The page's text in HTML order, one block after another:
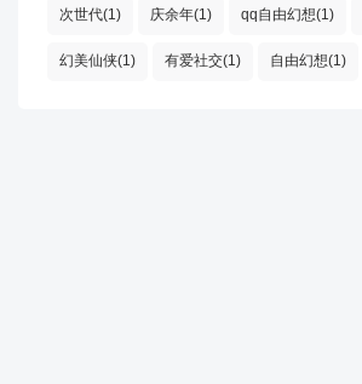
次世代(1) 庆余年(1) qq自由幻想(1)
幻美仙侠(1) 有爱社交(1) 自由幻想(1)